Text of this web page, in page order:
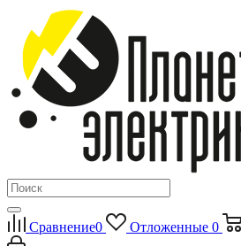
Сравнение0 Отложенные 0